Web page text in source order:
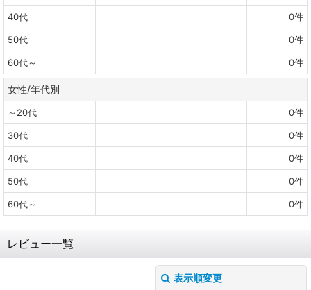
40代 0件
50代 0件
60代～ 0件
女性/年代別
～20代 0件
30代 0件
40代 0件
50代 0件
60代～ 0件
レビュー一覧
表示順変更